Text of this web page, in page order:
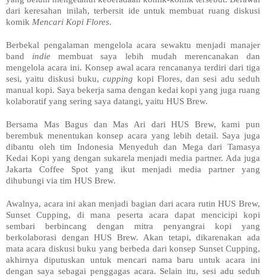
dari keresahan inilah, terbersit ide untuk membuat ruang diskusi
komik Mencari Kopi Flores.
Berbekal pengalaman mengelola acara sewaktu menjadi manajer
band indie membuat saya lebih mudah merencanakan dan
mengelola acara ini. Konsep awal acara rencananya terdiri dari tiga
sesi, yaitu diskusi buku,cupping kopi Flores, dan sesi adu seduh
manual kopi. Saya bekerja sama dengan kedai kopi yang juga ruang
kolaboratif yang sering saya datangi, yaitu HUS Brew.
Bersama Mas Bagus dan Mas Ari dari HUS Brew, kami pun
berembuk menentukan konsep acara yang lebih detail. Saya juga
dibantu oleh tim Indonesia Menyeduh dan Mega dari Tamasya
Kedai Kopi yang dengan sukarela menjadi media partner. Ada juga
Jakarta Coffee Spot yang ikut menjadi media partner yang
dihubungi via tim HUS Brew.
Awalnya, acara ini akan menjadi bagian dari acara rutin HUS Brew,
Sunset Cupping, di mana peserta acara dapat mencicipi kopi
sembari berbincang dengan mitra penyangrai kopi yang
berkolaborasi dengan HUS Brew. Akan tetapi, dikarenakan ada
mata acara diskusi buku yang berbeda dari konsep Sunset Cupping,
akhirnya diputuskan untuk mencari nama baru untuk acara ini
dengan saya sebagai penggagas acara. Selain itu, sesi adu seduh